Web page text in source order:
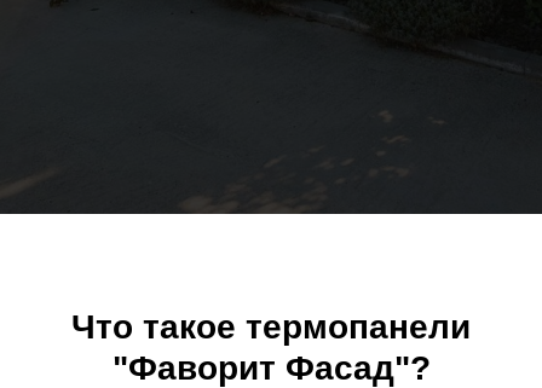
Что такое термопанели
"Фаворит Фасад"?